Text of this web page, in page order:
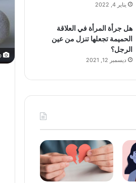
يناير 4, 2022
هل جرأة المرأة في العلاقة
الحميمة تجعلها تنزل من عين
الرجل؟
ديسمبر 12, 2021